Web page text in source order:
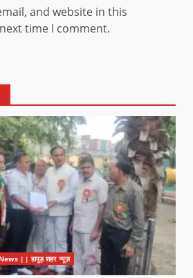
and website in this
time I comment.
|| हापुड़ शहर न्यूज़